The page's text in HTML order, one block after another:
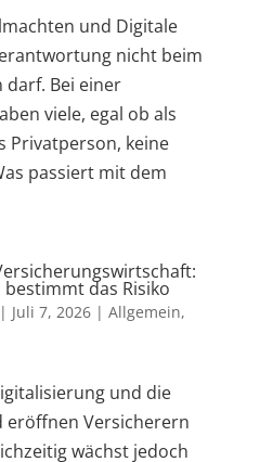
und Digitale
nicht beim
darf. Bei einer
viele, egal ob als
Privatperson, keine
passiert mit dem
bestimmt das Risiko
| Juli 7, 2026| Allgemein,
und die
eröffnen Versicherern
wächst jedoch